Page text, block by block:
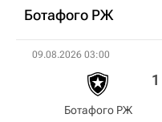
Ботафого РЖ
09.08.2026 03:00
Ботафого РЖ
1